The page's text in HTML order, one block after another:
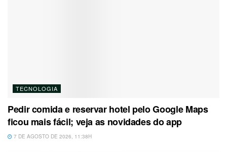
TECNOLOGIA
Pedir comida e reservar hotel pelo Google Maps
ficou mais fácil; veja as novidades do app
7 DE AGOSTO DE 2026, 11:38H